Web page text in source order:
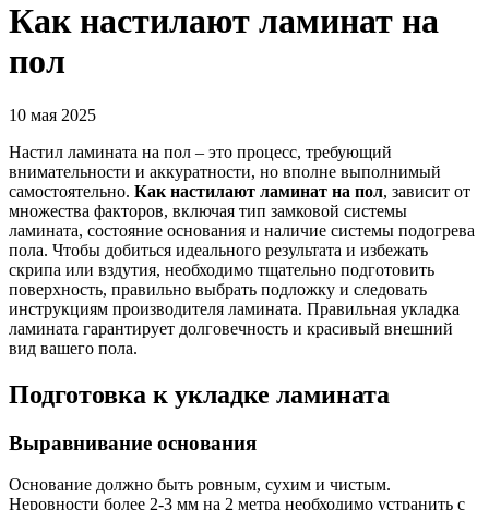
Как настилают ламинат на
пол
10 мая 2025
Настил ламината на пол – это процесс, требующий
внимательности и аккуратности, но вполне выполнимый
самостоятельно. Как настилают ламинат на пол, зависит от
множества факторов, включая тип замковой системы
ламината, состояние основания и наличие системы подогрева
пола. Чтобы добиться идеального результата и избежать
скрипа или вздутия, необходимо тщательно подготовить
поверхность, правильно выбрать подложку и следовать
инструкциям производителя ламината. Правильная укладка
ламината гарантирует долговечность и красивый внешний
вид вашего пола.
Подготовка к укладке ламината
Выравнивание основания
Основание должно быть ровным, сухим и чистым.
Неровности более 2-3 мм на 2 метра необходимо устранить с